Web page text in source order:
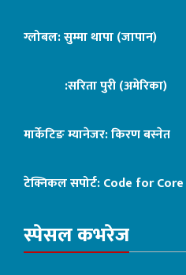
ग्लोबल: सुम्मा थापा (जापान)
:सरिता पुरी (अमेरिका)
मार्केटिङ म्यानेजर: किरण बस्नेत
टेक्निकल सपोर्ट:Code for
स्पेसल कभरेज